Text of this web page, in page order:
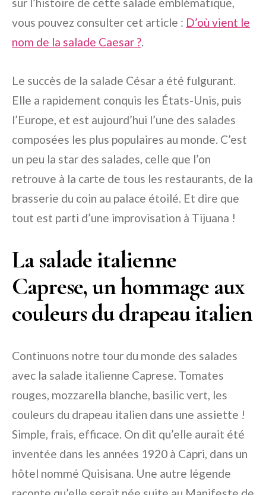
vous pouvez consulter cet article : D’où vient le
nom de la salade Caesar ?
Le succès de la salade César a été fulgurant.
Elle a rapidement conquis les États-Unis, puis
l’Europe, et est aujourd’hui l’une des salades
composées les plus populaires au monde. C’est
un peu la star des salades, celle que l’on
retrouve à la carte de tous les restaurants, de la
brasserie du coin au palace étoilé. Et dire que
tout est parti d’une improvisation à Tijuana !
La salade italienne
Caprese, un hommage aux
couleurs du drapeau italien
Continuons notre tour du monde des salades
avec la salade italienne Caprese. Tomates
rouges, mozzarella blanche, basilic vert, les
couleurs du drapeau italien dans une assiette !
Simple, frais, efficace. On dit qu’elle aurait été
inventée dans les années 1920 à Capri, dans un
hôtel nommé Quisisana. Une autre légende